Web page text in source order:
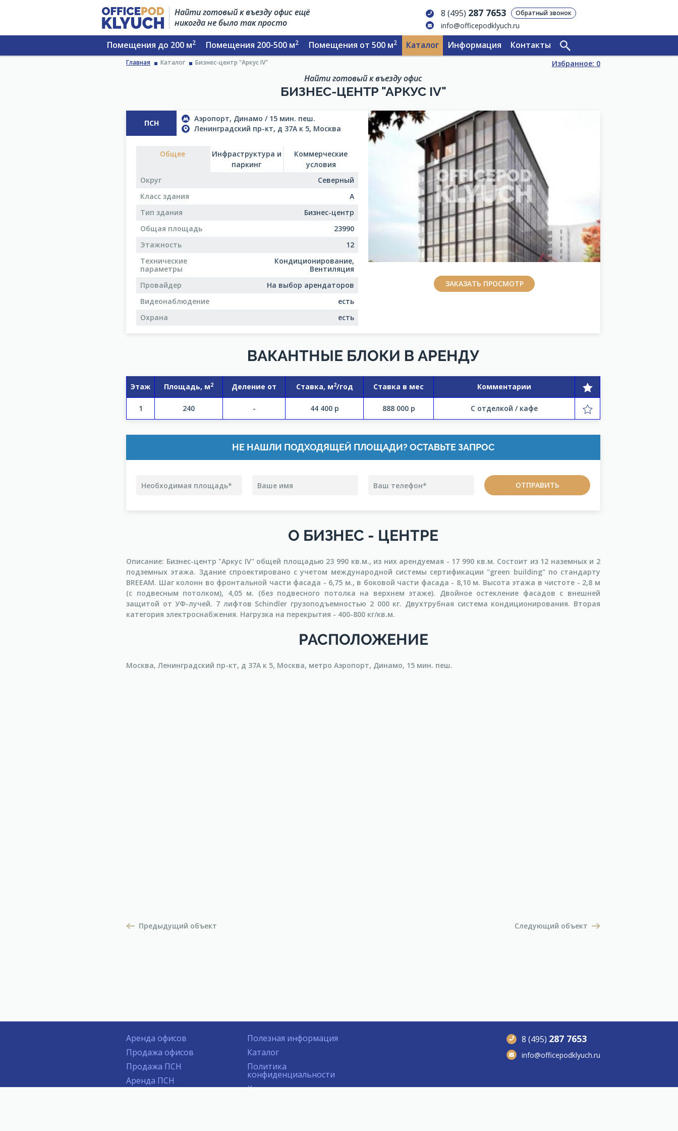
Найти готовый к въезду офис ещё
никогда не было так просто
8 (495) 287 7653 Обратный звонок
info@officepodklyuch.ru
Помещения до 200 м2 Помещения 200-500 м2 Помещения от 500 м2 Каталог Информация Контакты
Главная Каталог Бизнес-центр "Аркус IV" Избранное: 0
Найти готовый к въезду офис
БИЗНЕС-ЦЕНТР "АРКУС IV"
ПСН
Аэропорт, Динамо / 15 мин. пеш.
Ленинградский пр-кт, д 37А к 5, Москва
Общее
Инфраструктура и
паркинг
Коммерческие
условия
Округ
Северный
Класс здания
A
Тип здания
Бизнес-центр
Общая площадь
23990
Этажность
12
Технические
параметры
Кондиционирование,
Вентиляция
Провайдер
На выбор арендаторов
Видеонаблюдение
есть
Охрана
есть
ЗАКАЗАТЬ ПРОСМОТР
ВАКАНТНЫЕ БЛОКИ В АРЕНДУ
Этаж Площадь, м2 Деление от Ставка, м2/год Ставка в мес Комментарии
1 240 - 44 400р 888 000р С отделкой / кафе
НЕ НАШЛИ ПОДХОДЯЩЕЙ ПЛОЩАДИ? ОСТАВЬТЕ ЗАПРОС
О БИЗНЕС - ЦЕНТРЕ
Описание: Бизнес-центр "Аркус IV" общей площадью 23 990 кв.м., из них арендуемая - 17 990 кв.м. Состоит из 12 наземных и 2
подземных этажа. Здание спроектировано с учетом международной системы сертификации "green building" по стандарту
BREEAM. Шаг колонн во фронтальной части фасада - 6,75 м., в боковой части фасада - 8,10 м. Высота этажа в чистоте - 2,8 м
(с подвесным потолком), 4,05 м. (без подвесного потолка на верхнем этаже). Двойное остекление фасадов с внешней
защитой от УФ-лучей. 7 лифтов Schindler грузоподъемностью 2 000 кг. Двухтрубная система кондиционирования. Вторая
категория электроснабжения. Нагрузка на перекрытия - 400-800 кг/кв.м.
РАСПОЛОЖЕНИЕ
Москва, Ленинградский пр-кт, д 37А к 5, Москва, метро Аэропорт, Динамо, 15 мин. пеш.
Предыдущий объект Следующий объект
Аренда офисов
Продажа офисов
Продажа ПСН
Аренда ПСН
Полезная информация
Каталог
Политика
конфиденциальности
Контакты
8 (495) 287 7653
info@officepodklyuch.ru